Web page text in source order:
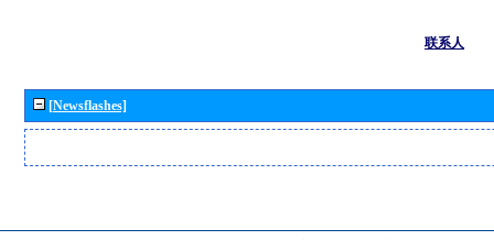
联系人
[Newsflashes]